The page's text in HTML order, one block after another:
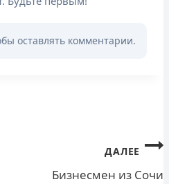
оставлять комментарии.
ДАЛЕЕ
Бизнесмен из Сочи